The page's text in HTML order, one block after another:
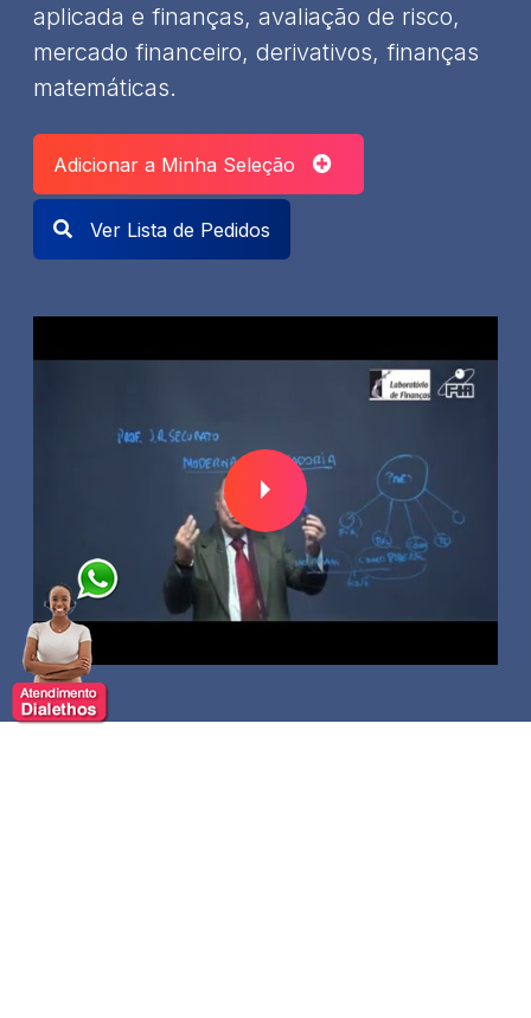
aplicada e finanças, avaliação de risco,
mercado financeiro, derivativos, finanças
matemáticas.
Adicionar a Minha Seleção
Ver Lista de Pedidos